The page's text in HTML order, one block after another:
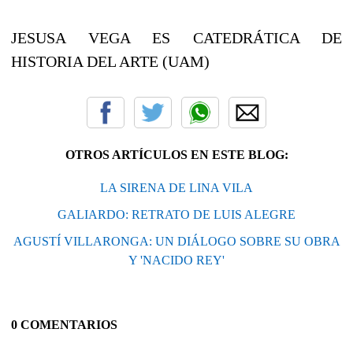
JESUSA VEGA ES CATEDRÁTICA DE
HISTORIA DEL ARTE (UAM)
OTROS ARTÍCULOS EN ESTE BLOG:
LA SIRENA DE LINA VILA
GALIARDO: RETRATO DE LUIS ALEGRE
AGUSTÍ VILLARONGA: UN DIÁLOGO SOBRE SU OBRA
Y 'NACIDO REY'
0 COMENTARIOS